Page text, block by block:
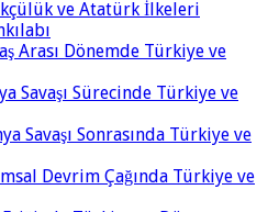
ve Atatürk İlkeleri
Arası Dönemde Türkiye ve
Savaşı Sürecinde Türkiye ve
Savaşı Sonrasında Türkiye ve
Devrim Çağında Türkiye ve